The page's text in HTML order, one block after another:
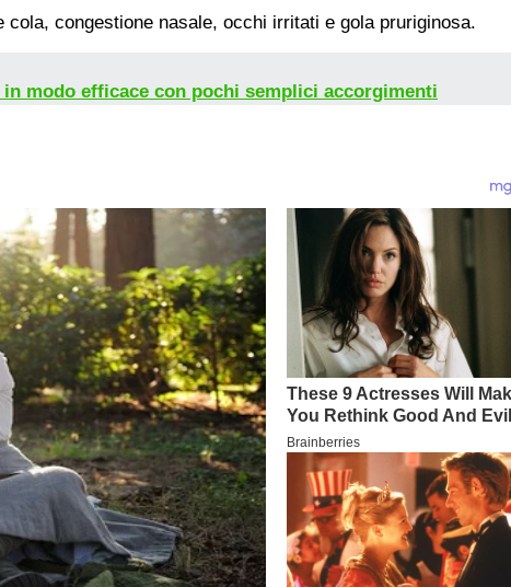
cola, congestione nasale, occhi irritati e gola pruriginosa.
modo efficace con pochi semplici accorgimenti